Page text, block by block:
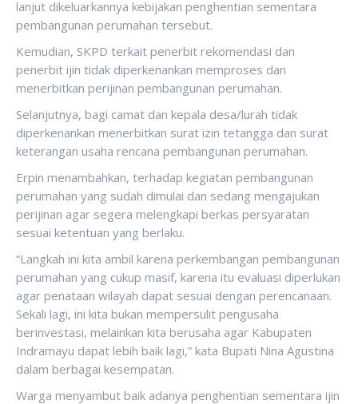
lanjut dikeluarkannya kebijakan penghentian sementara
pembangunan perumahan tersebut.
Kemudian, SKPD terkait penerbit rekomendasi dan
penerbit ijin tidak diperkenankan memproses dan
menerbitkan perijinan pembangunan perumahan.
Selanjutnya, bagi camat dan kepala desa/lurah tidak
diperkenankan menerbitkan surat izin tetangga dan surat
keterangan usaha rencana pembangunan perumahan.
Erpin menambahkan, terhadap kegiatan pembangunan
perumahan yang sudah dimulai dan sedang mengajukan
perijinan agar segera melengkapi berkas persyaratan
sesuai ketentuan yang berlaku.
“Langkah ini kita ambil karena perkembangan pembangunan
perumahan yang cukup masif, karena itu evaluasi diperlukan
agar penataan wilayah dapat sesuai dengan perencanaan.
Sekali lagi, ini kita bukan mempersulit pengusaha
berinvestasi, melainkan kita berusaha agar Kabupaten
Indramayu dapat lebih baik lagi,” kata Bupati Nina Agustina
dalam berbagai kesempatan.
Warga menyambut baik adanya penghentian sementara ijin